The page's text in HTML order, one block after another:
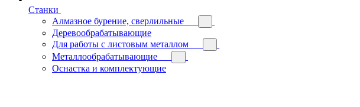
Станки
Алмазное бурение, сверлильные
Деревообрабатывающие
Для работы с листовым металлом
Металлообрабатывающие
Оснастка и комплектующие